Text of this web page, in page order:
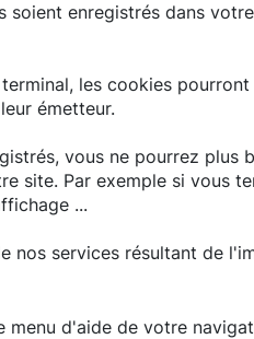
enregistrés dans
les cookies
émetteur.
vous ne pourrez plus
site. Par exemple si vous
...
nos services résultant de
d'aide de votre